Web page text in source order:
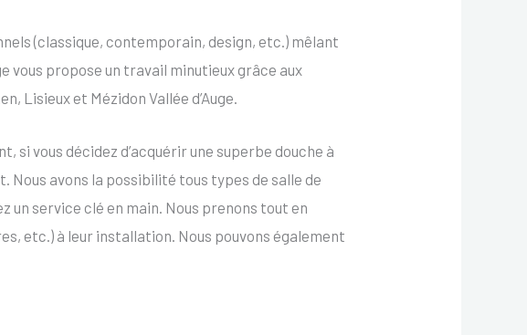
(classique, contemporain, design, etc.) mêlant
vous propose un travail minutieux grâce aux
Lisieux et Mézidon Vallée d’Auge.
vous décidez d’acquérir une superbe douche à
Nous avons la possibilité tous types de salle de
un service clé en main. Nous prenons tout en
etc.) à leur installation. Nous pouvons également